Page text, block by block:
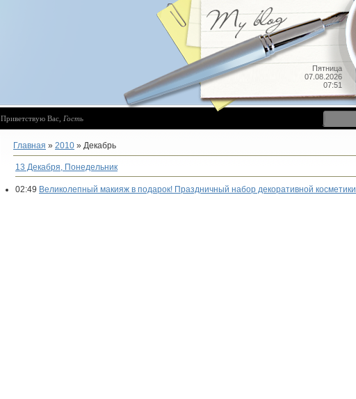
Пятница
07.08.2026
07:51
Приветствую Вас Гость
Главная » 2010 » Декабрь
13 Декабря, Понедельник
02:49 Великолепный макияж в подарок! Праздничный набор декоративной косметики